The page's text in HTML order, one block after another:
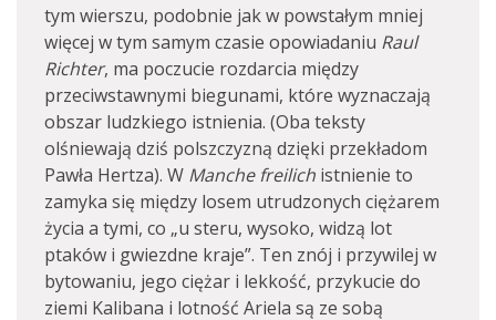
tym wierszu, podobnie jak w powstałym mniej
więcej w tym samym czasie opowiadaniu Raul
Richter, ma poczucie rozdarcia między
przeciwstawnymi biegunami, które wyznaczają
obszar ludzkiego istnienia. (Oba teksty
olśniewają dziś polszczyzną dzięki przekładom
Pawła Hertza). W Manche freilich istnienie to
zamyka się między losem utrudzonych ciężarem
życia a tymi, co „u steru, wysoko, widzą lot
ptaków i gwiezdne kraje”. Ten znój i przywilej w
bytowaniu, jego ciężar i lekkość, przykucie do
ziemi Kalibana i lotność Ariela są ze sobą